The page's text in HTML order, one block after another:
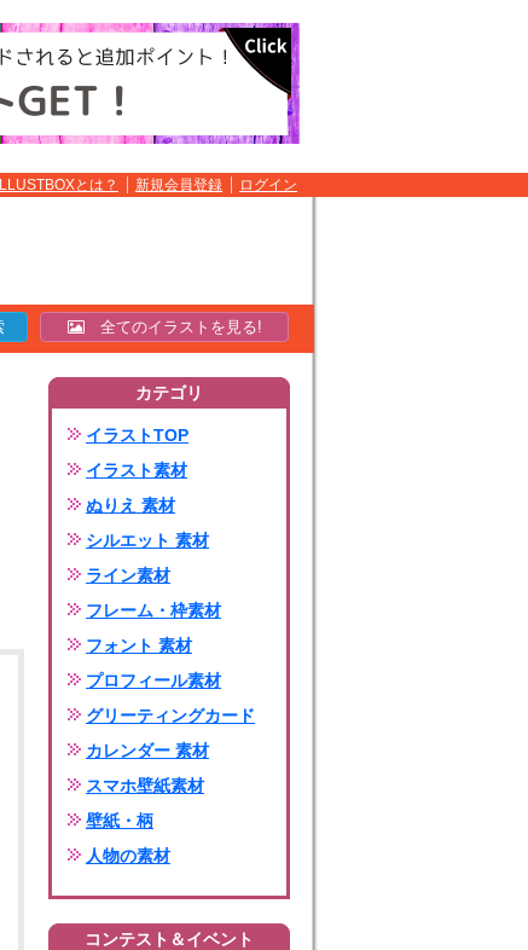
ILLUSTBOXとは？ 新規会員登録 ログイン
全てのイラストを見る!
カテゴリ
イラストTOP
イラスト素材
ぬりえ 素材
シルエット 素材
ライン素材
フレーム・枠素材
フォント 素材
プロフィール素材
グリーティングカード
カレンダー 素材
スマホ壁紙素材
壁紙・柄
人物の素材
コンテスト＆イベント